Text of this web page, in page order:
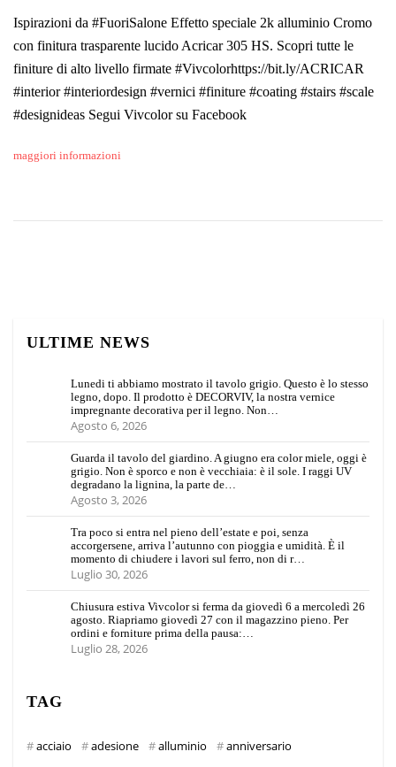
Ispirazioni da #FuoriSalone Effetto speciale 2k alluminio Cromo
con finitura trasparente lucido Acricar 305 HS. Scopri tutte le
finiture di alto livello firmate #Vivcolorhttps://bit.ly/ACRICAR
#interior #interiordesign #vernici #finiture #coating #stairs #scale
#designideas Segui Vivcolor su Facebook
maggiori informazioni
ULTIME NEWS
Lunedi ti abbiamo mostrato il tavolo grigio. Questo è lo stesso
legno, dopo. Il prodotto è DECORVIV, la nostra vernice
impregnante decorativa per il legno. Non…
Agosto 6, 2026
Guarda il tavolo del giardino. A giugno era color miele, oggi è
grigio. Non è sporco e non è vecchiaia: è il sole. I raggi UV
degradano la lignina, la parte de…
Agosto 3, 2026
Tra poco si entra nel pieno dell’estate e poi, senza
accorgersene, arriva l’autunno con pioggia e umidità. È il
momento di chiudere i lavori sul ferro, non di r…
Luglio 30, 2026
Chiusura estiva Vivcolor si ferma da giovedì 6 a mercoledì 26
agosto. Riapriamo giovedì 27 con il magazzino pieno. Per
ordini e forniture prima della pausa:…
Luglio 28, 2026
TAG
acciaio adesione alluminio
anniversario